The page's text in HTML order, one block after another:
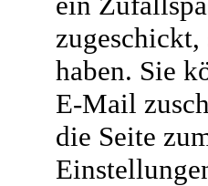
haben. Sie
E-Mail
die Seite